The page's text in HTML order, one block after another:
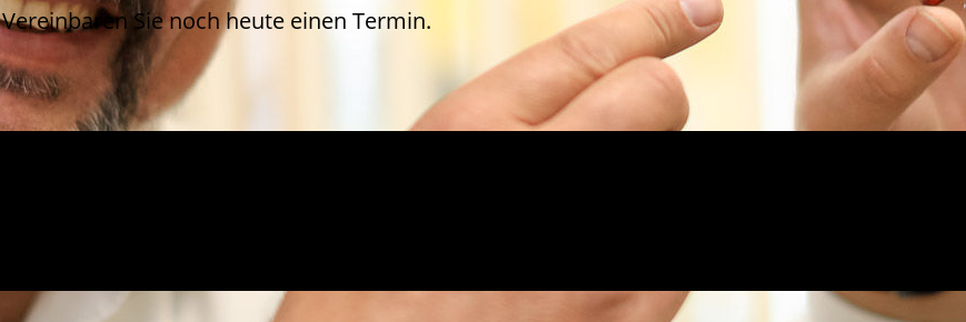
Vereinbaren Sie noch heute einen Termin.